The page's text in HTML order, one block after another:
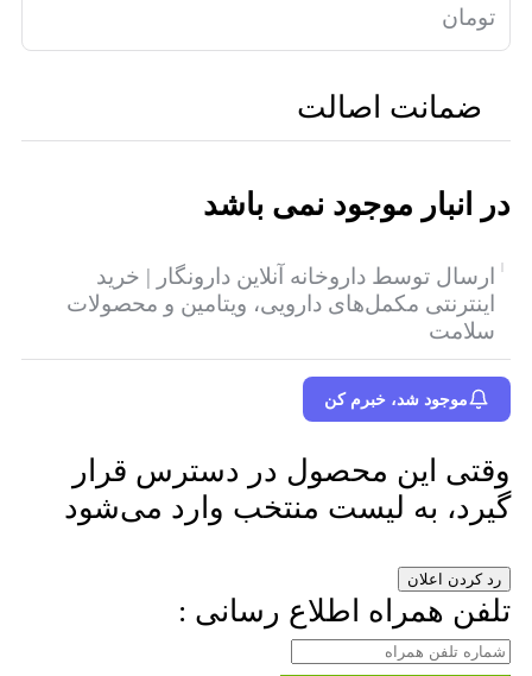
تومان
ضمانت اصالت
در انبار موجود نمی باشد
ارسال توسط داروخانه آنلاین دارونگار | خرید
اینترنتی مکمل‌های دارویی، ویتامین و محصولات
سلامت
موجود شد، خبرم کن
وقتی این محصول در دسترس قرار
گیرد، به لیست منتخب وارد می‌شود
رد کردن اعلان
تلفن همراه اطلاع رسانی :